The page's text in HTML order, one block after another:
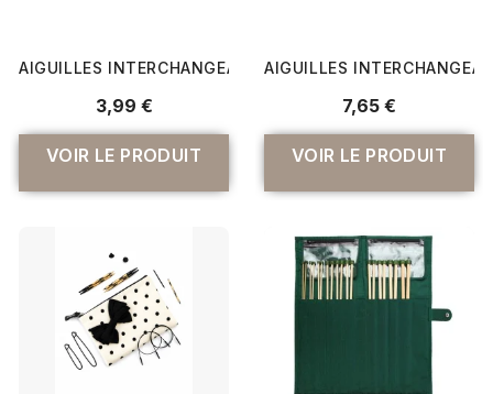
AIGUILLES INTERCHANGEABLES SPECTRA TRENDZ 5,5 À
3,99 €
VOIR LE PRODUIT
AIGUILLES
7,65 €
VOIR LE PRODUIT